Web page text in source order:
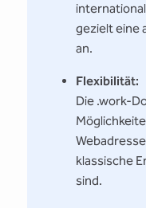
gezielt eine
an.
Flexibilität:
Die .work-
klassische
sind.